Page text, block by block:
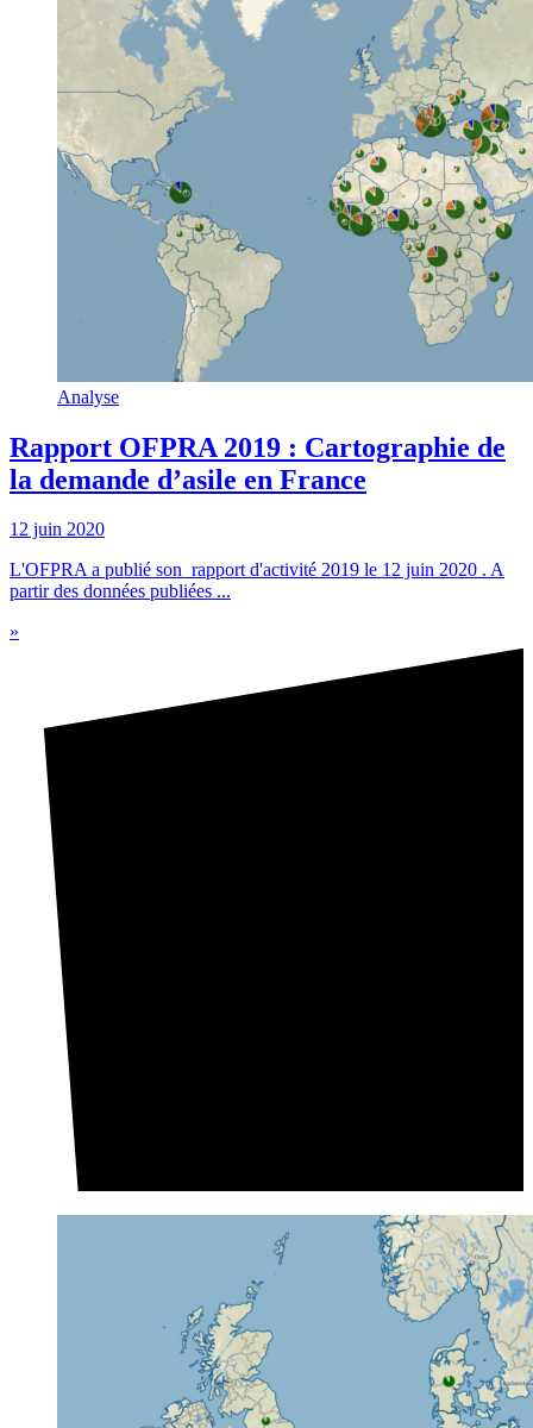
Analyse
Rapport OFPRA 2019 : Cartographie de
la demande d’asile en France
12 juin 2020
L'OFPRA a publié son rapport d'activité 2019 le 12 juin 2020 . A
partir des données publiées ...
»